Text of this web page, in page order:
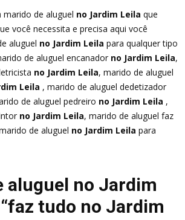
de aluguel no Jardim Leila que
você necessita e precisa aqui você
aluguel no Jardim Leila para qualquer tipo
de aluguel encanador no Jardim Leila,
no Jardim Leila, marido de aluguel
Leila , marido de aluguel dedetizador
de aluguel pedreiro no Jardim Leila ,
no Jardim Leila, marido de aluguel faz
de aluguel no Jardim Leila para
aluguel no Jardim
tudo no Jardim